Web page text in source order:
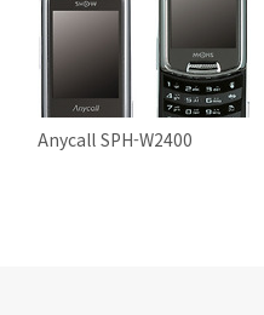
Anycall SPH-W2400